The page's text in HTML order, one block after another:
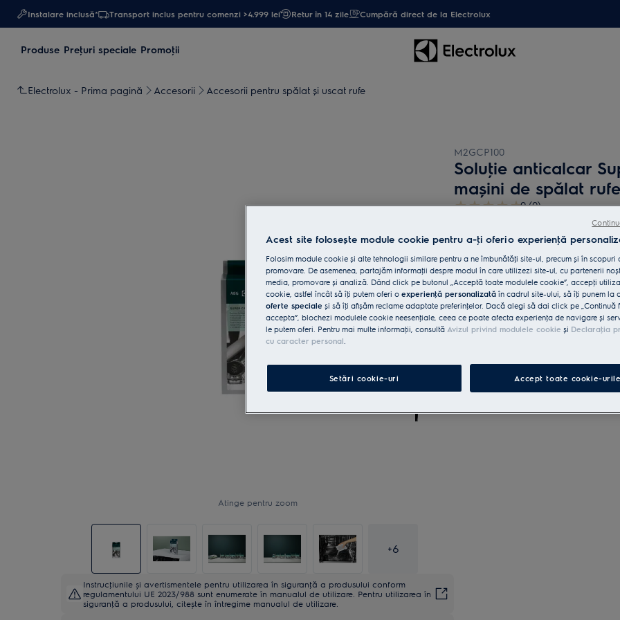
Instalare inclusă* Transport inclus pentru comenzi >4.999 lei Retur în 14 zile Cumpără direct de la Electrolux
Produse Preţuri speciale Promoţii
Electrolux - Prima pagină Accesorii Accesorii pentru spălat și uscat rufe
Atinge pentru zoom
+6
Instrucţiunile și avertismentele pentru utilizarea în siguranţă a produsului conform
regulamentului UE 2023/988 sunt enumerate în manualul de utilizare. Pentru utilizarea în
siguranţă a produsului, citește în întregime manualul de utilizare.
M2GCP100
Soluţie anticalcar
maşini de spălat
0 (0)
Soluția de decalcifiere Super Care -
Soluția de decalcifiere Super Care
Acest site folosește module cookie pentru a-ţi oferi o experienţă
Folosim module cookie și alte tehnologii similare pentru a ne îmbunătăţi site-ul, precum și în scopuri
promovare. De asemenea, partajăm informaţii despre modul în care utilizezi site-ul, cu partenerii
media, promovare și analiză. Dând click pe butonul „Acceptă toate modulele cookie”, accepţi
cookie, astfel încât să îţi putem oferi o experienţă personalizată în cadrul site-ului, să îţi punem la
oferte speciale și să îţi afișăm reclame adaptate preferinţelor. Dacă alegi să dai click pe „Continuă
accepta”, blochezi modulele cookie neesenţiale, ceea ce poate afecta experienţa de navigare și
le putem oferi. Pentru mai multe informaţii, consultă Avizul privind modulele cookie și Declaraţia
cu caracter personal
Setări cookie-uri Accept toate cookie-urile